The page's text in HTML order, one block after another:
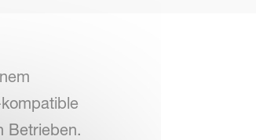
Betrieben.